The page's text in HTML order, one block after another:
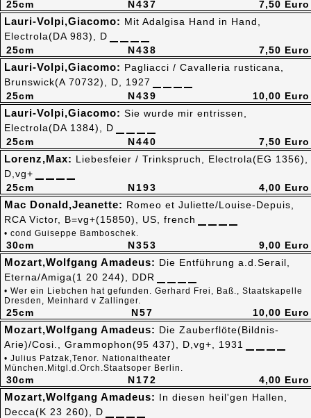
N437
25cm 7,50 Euro
N438
25cm
Lauri-Volpi,Giacomo: Mit Adalgisa Hand in Hand,
Electrola(DA 983), D
7,50 Euro
N439
25cm
Lauri-Volpi,Giacomo: Pagliacci / Cavalleria rusticana,
Brunswick(A 70732), D, 1927
10,00 Euro
N440
25cm
Lauri-Volpi,Giacomo: Sie wurde mir entrissen,
Electrola(DA 1384), D
7,50 Euro
N193
25cm
Lorenz,Max: Liebesfeier / Trinkspruch, Electrola(EG 1356),
D,vg+
4,00 Euro
N353
30cm
Mac Donald,Jeanette: Romeo et Juliette/Louise-Depuis,
RCA Victor, B=vg+(15850), US, french
• cond Guiseppe Bamboschek.
9,00 Euro
N57
25cm
Mozart,Wolfgang Amadeus: Die Entführung a.d.Serail,
Eterna/Amiga(1 20 244), DDR
• Wer ein Liebchen hat gefunden. Gerhard Frei, Baß., Staatskapelle
Dresden, Meinhard v Zallinger.
10,00 Euro
N172
30cm
Mozart,Wolfgang Amadeus: Die Zauberflöte(Bildnis-
Arie)/Cosi., Grammophon(95 437), D,vg+, 1931
• Julius Patzak,Tenor. Nationaltheater
München.Mitgl.d.Orch.Staatsoper Berlin.
4,00 Euro
Mozart,Wolfgang Amadeus: In diesen heil'gen Hallen,
Decca(K 23 260), D